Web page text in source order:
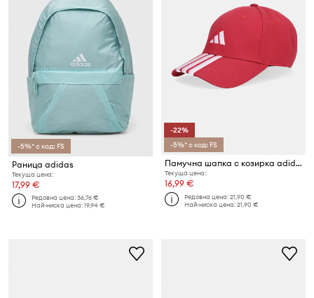
-5%* с код: FS
Раница adidas
Текуща цена:
17,99 €
Редовна цена:36,76 €
Най-ниска цена:19,94 €
-22%
-5%* с код: FS
Памучна шапка с козирка adidas
Текуща цена:
16,99 €
Редовна цена:21,90 €
Най-ниска цена:21,90 €